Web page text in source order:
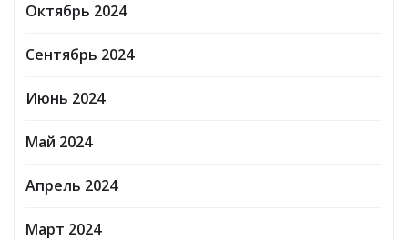
Октябрь 2024
Сентябрь 2024
Июнь 2024
Май 2024
Апрель 2024
Март 2024